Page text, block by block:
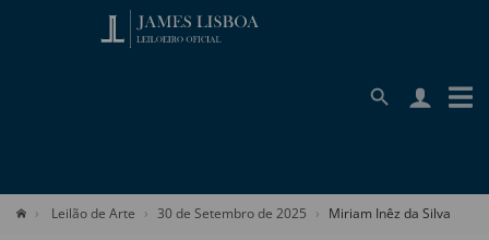
Leilão de Arte 30 de Setembro de 2025 Miriam Inêz da Silva